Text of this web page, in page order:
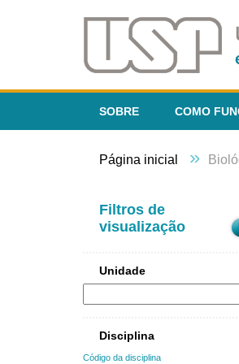
SOBRE COMO
Página inicial »
Filtros de
visualização
Unidade
Disciplina
Código da disciplina